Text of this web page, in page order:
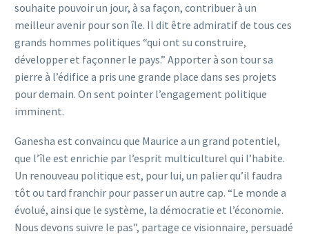
souhaite pouvoir un jour, à sa façon, contribuer à un
meilleur avenir pour son île. Il dit être admiratif de tous ces
grands hommes politiques “qui ont su construire,
développer et façonner le pays.” Apporter à son tour sa
pierre à l’édifice a pris une grande place dans ses projets
pour demain. On sent pointer l’engagement politique
imminent.
Ganesha est convaincu que Maurice a un grand potentiel,
que l’île est enrichie par l’esprit multiculturel qui l’habite.
Un renouveau politique est, pour lui, un palier qu’il faudra
tôt ou tard franchir pour passer un autre cap. “Le monde a
évolué, ainsi que le système, la démocratie et l’économie.
Nous devons suivre le pas”, partage ce visionnaire, persuadé